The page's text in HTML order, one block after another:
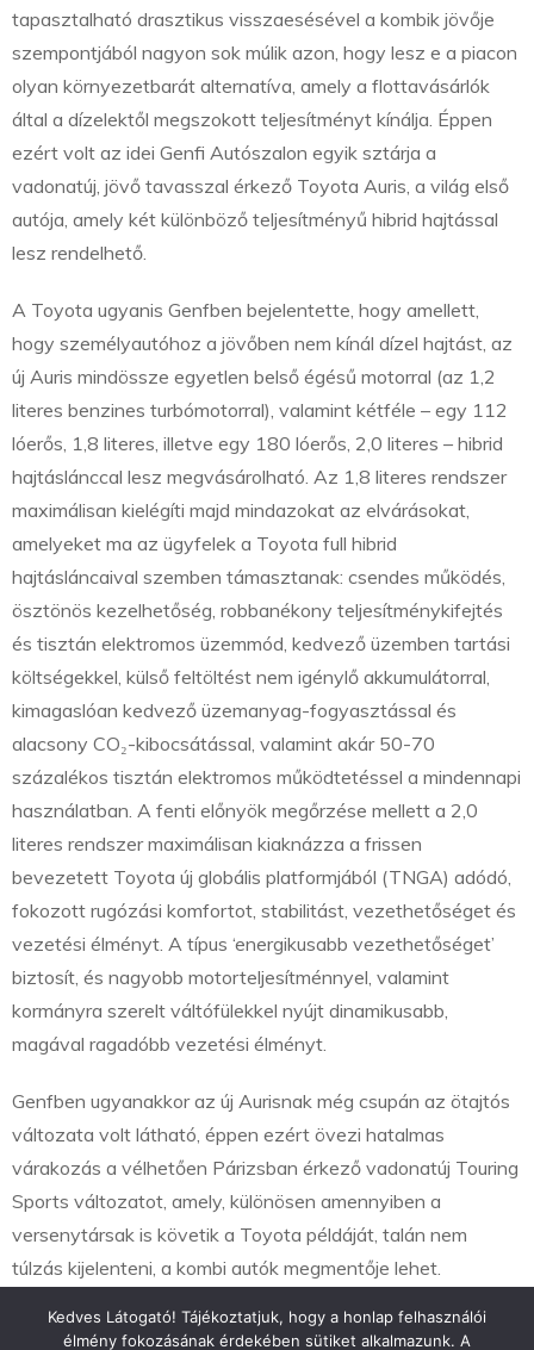
tapasztalható drasztikus visszaesésével a kombik jövője
szempontjából nagyon sok múlik azon, hogy lesz e a piacon
olyan környezetbarát alternatíva, amely a flottavásárlók
által a dízelektől megszokott teljesítményt kínálja. Éppen
ezért volt az idei Genfi Autószalon egyik sztárja a
vadonatúj, jövő tavasszal érkező Toyota Auris, a világ első
autója, amely két különböző teljesítményű hibrid hajtással
lesz rendelhető.
A Toyota ugyanis Genfben bejelentette, hogy amellett,
hogy személyautóhoz a jövőben nem kínál dízel hajtást, az
új Auris mindössze egyetlen belső égésű motorral (az 1,2
literes benzines turbómotorral), valamint kétféle – egy 112
lóerős, 1,8 literes, illetve egy 180 lóerős, 2,0 literes – hibrid
hajtáslánccal lesz megvásárolható. Az 1,8 literes rendszer
maximálisan kielégíti majd mindazokat az elvárásokat,
amelyeket ma az ügyfelek a Toyota full hibrid
hajtásláncaival szemben támasztanak: csendes működés,
ösztönös kezelhetőség, robbanékony teljesítménykifejtés
és tisztán elektromos üzemmód, kedvező üzemben tartási
költségekkel, külső feltöltést nem igénylő akkumulátorral,
kimagaslóan kedvező üzemanyag-fogyasztással és
alacsony CO₂-kibocsátással, valamint akár 50-70
százalékos tisztán elektromos működtetéssel a mindennapi
használatban. A fenti előnyök megőrzése mellett a 2,0
literes rendszer maximálisan kiaknázza a frissen
bevezetett Toyota új globális platformjából (TNGA) adódó,
fokozott rugózási komfortot, stabilitást, vezethetőséget és
vezetési élményt. A típus ‘energikusabb vezethetőséget’
biztosít, és nagyobb motorteljesítménnyel, valamint
kormányra szerelt váltófülekkel nyújt dinamikusabb,
magával ragadóbb vezetési élményt.
Genfben ugyanakkor az új Aurisnak még csupán az ötajtós
változata volt látható, éppen ezért övezi hatalmas
várakozás a vélhetően Párizsban érkező vadonatúj Touring
Sports változatot, amely, különösen amennyiben a
versenytársak is követik a Toyota példáját, talán nem
túlzás kijelenteni, a kombi autók megmentője lehet.
Kedves Látogató! Tájékoztatjuk, hogy a honlap felhasználói
élmény fokozásának érdekében sütiket alkalmazunk. A